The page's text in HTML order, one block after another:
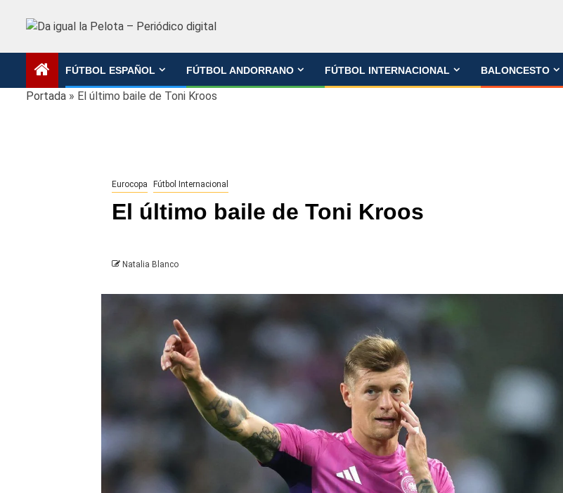
FÚTBOL ESPAÑOL FÚTBOL ANDORRANO FÚTBOL INTERNACIONAL BALONCESTO
Portada » El último baile de Toni Kroos
Eurocopa Fútbol Internacional
El último baile de Toni Kroos
Natalia Blanco